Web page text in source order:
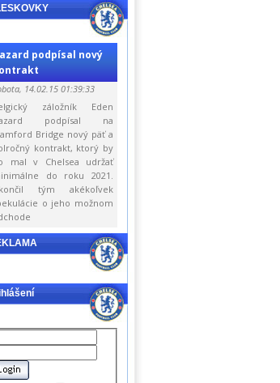
podpísal nový
14.02.15 01:39:33
záložník Eden
podpísal na
Bridge nový päť a
kontrakt, ktorý by
mal v Chelsea udržať
do roku 2021.
tým akékoľvek
o jeho možnom